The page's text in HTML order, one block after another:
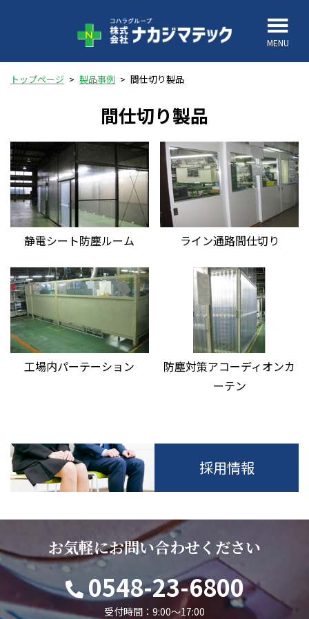
MENU
トップページ > 製品事例 > 間仕切り製品
間仕切り製品
静電シート防塵ルーム ライン通路間仕切り
工場内パーテーション
防塵対策アコーディオンカ
ーテン
採用情報
お気軽にお問い合わせください
0548-23-6800
受付時間：9:00～17:00